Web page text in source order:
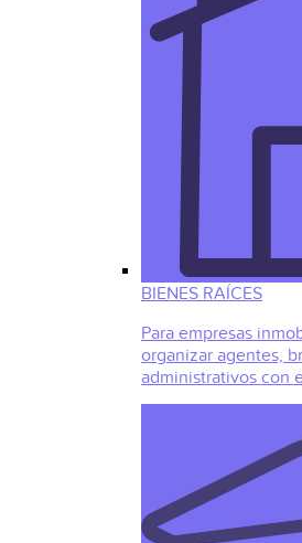
BIENES RAÍCES
Para empresas
organizar agentes,
administrativos con